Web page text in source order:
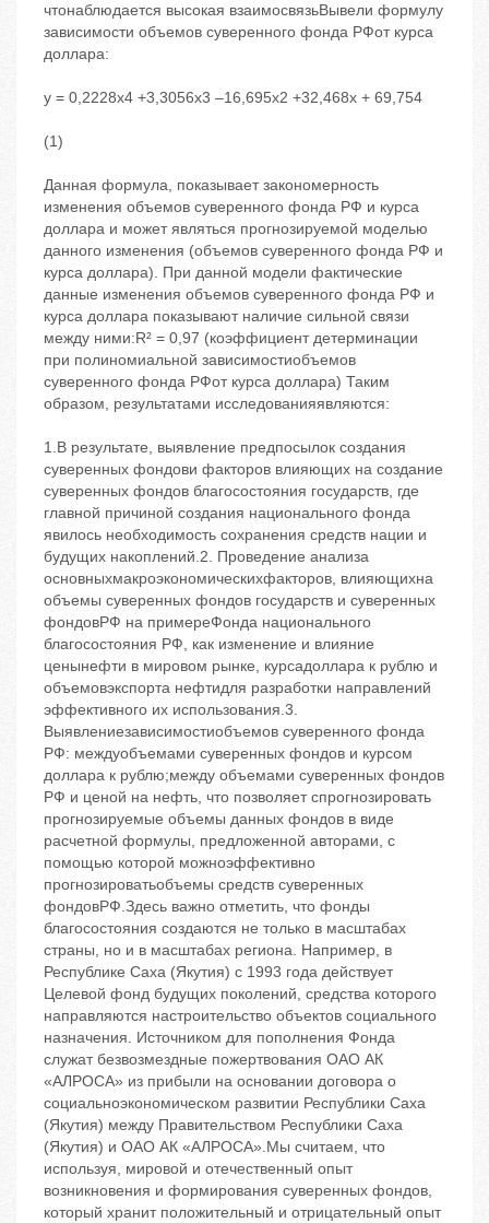
чтонаблюдается высокая взаимосвязьВывели формулу
зависимости объемов суверенного фонда РФот курса
доллара:
y = 0,2228x4 +3,3056x3 –16,695x2 +32,468x + 69,754
(1)
Данная формула, показывает закономерность
изменения объемов суверенного фонда РФ и курса
доллара и может являться прогнозируемой моделью
данного изменения (объемов суверенного фонда РФ и
курса доллара). При данной модели фактические
данные изменения объемов суверенного фонда РФ и
курса доллара показывают наличие сильной связи
между ними:R² = 0,97 (коэффициент детерминации
при полиномиальной зависимостиобъемов
суверенного фонда РФот курса доллара) Таким
образом, результатами исследованияявляются:
1.В результате, выявление предпосылок создания
суверенных фондови факторов влияющих на создание
суверенных фондов благосостояния государств, где
главной причиной создания национального фонда
явилось необходимость сохранения средств нации и
будущих накоплений.2. Проведение анализа
основныхмакроэкономическихфакторов, влияющихна
объемы суверенных фондов государств и суверенных
фондовРФ на примереФонда национального
благосостояния РФ, как изменение и влияние
ценынефти в мировом рынке, курсадоллара к рублю и
объемовэкспорта нефтидля разработки направлений
эффективного их использования.3.
Выявлениезависимостиобъемов суверенного фонда
РФ: междуобъемами суверенных фондов и курсом
доллара к рублю;между объемами суверенных фондов
РФ и ценой на нефть, что позволяет спрогнозировать
прогнозируемые объемы данных фондов в виде
расчетной формулы, предложенной авторами, с
помощью которой можноэффективно
прогнозироватьобъемы средств суверенных
фондовРФ.Здесь важно отметить, что фонды
благосостояния создаются не только в масштабах
страны, но и в масштабах региона. Например, в
Республике Саха (Якутия) с 1993 года действует
Целевой фонд будущих поколений, средства которого
направляются настроительство объектов социального
назначения. Источником для пополнения Фонда
служат безвозмездные пожертвования ОАО АК
«АЛРОСА» из прибыли на основании договора о
социальноэкономическом развитии Республики Саха
(Якутия) между Правительством Республики Саха
(Якутия) и ОАО АК «АЛРОСА».Мы считаем, что
используя, мировой и отечественный опыт
возникновения и формирования суверенных фондов,
который хранит положительный и отрицательный опыт